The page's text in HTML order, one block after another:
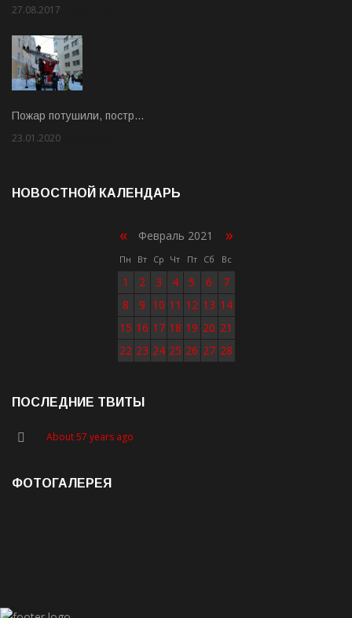
27.08.2017
Пожар потушили, постр…
23.01.2020
НОВОСТНОЙ КАЛЕНДАРЬ
« Февраль 2021 »
Пн Вт Ср Чт Пт Сб Вс
1 2 3 4 5 6
7
8
9 10 11 12 13 14
15 16 17 18 19 20 21
22 23 24 25 26 27 28
ПОСЛЕДНИЕ ТВИТЫ
About 57 years ago
ФОТОГАЛЕРЕЯ